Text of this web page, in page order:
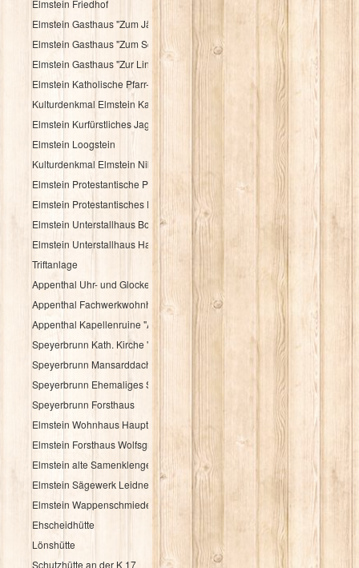
Elmstein Friedhof
Elmstein Gasthaus "Zum Jäger aus Kurpfalz"
Elmstein Gasthaus "Zum Schloßberg"
Elmstein Gasthaus "Zur Linde"
Elmstein Katholische Pfarr- und Wallfahrtskirche
Kulturdenkmal Elmstein Katholisches Pfarrhaus
Elmstein Kurfürstliches Jagdhaus
Elmstein Loogstein
Kulturdenkmal Elmstein Nibelungenheim
Elmstein Protestantische Pfarrkirche
Elmstein Protestantisches Pfarrhaus
Elmstein Unterstallhaus Bogengasse 1 und 5
Elmstein Unterstallhaus Hauptstraße 35
Triftanlage
Appenthal Uhr- und Glockentürmchen
Appenthal Fachwerkwohnhaus Talstraße 2
Appenthal Kapellenruine "Alter Turm"
Speyerbrunn Kath. Kirche "St. Wendelinus u. St. Hubertus"
Speyerbrunn Mansarddachbau
Speyerbrunn Ehemaliges Schulhaus
Speyerbrunn Forsthaus
Elmstein Wohnhaus Hauptstraße 48
Elmstein Forsthaus Wolfsgrube
Elmstein alte Samenklenge
Elmstein Sägewerk Leidner
Elmstein Wappenschmiede
Ehscheidhütte
Lönshütte
Schutzhütte an der K 17